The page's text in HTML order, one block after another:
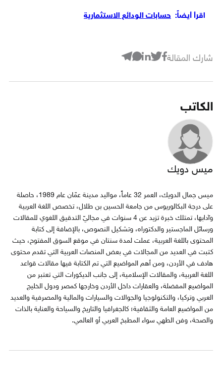
اقرأ أيضاً: حسابات الودائع الاستثمارية
شارك المقالة
الكاتب
ميس دويك
ميس جمال الدويك، العمر 32 عاماً، مواليد مدينة عمّان عام 1989، حاصلة
على درجة البكالوريوس من جامعة الحسين بن طلال، تخصص اللغة العربية
وآدابها، تمتلك خبرة تزيد عن 4 سنوات في مجاليّ التدقيق اللغوي للمقالات
ورسائل الماجستير والدكتوراه، وتشكيل النصوص، بالإضافة إلى كتابة
المحتوى باللغة العربية، عملت لمدة سنتان في موقع السوق المفتوح، حيث
كتبت في العديد من المجالات في بعض المنصات العربية التي تقدم محتوى
هادف في الأردن، ومن أهم المواضيع التي تم الكتابة فيها مقالات قواعد
اللغة العربية، والمقالات الإسلامية، إلى جانب الديكورات التي تعتبر من
المواضيع المفضلة، والعقارات داخل الأردن وخارجها كمصر ودول الخليج
العربي وتركيا، والتكنولوجيا والجوالات والسيارات والمالية والمصرفية والعديد
من المواضيع العامة والثقافية؛ كالجغرافيا والتاريخ والسياحة والعناية بالذات
والصحة، وفن الطهي سواء المطبخ العربي أو العالمي.